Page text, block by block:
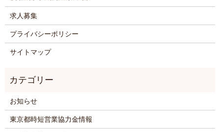
求人募集
プライバシーポリシー
サイトマップ
お知らせ
東京都時短営業協力金情報